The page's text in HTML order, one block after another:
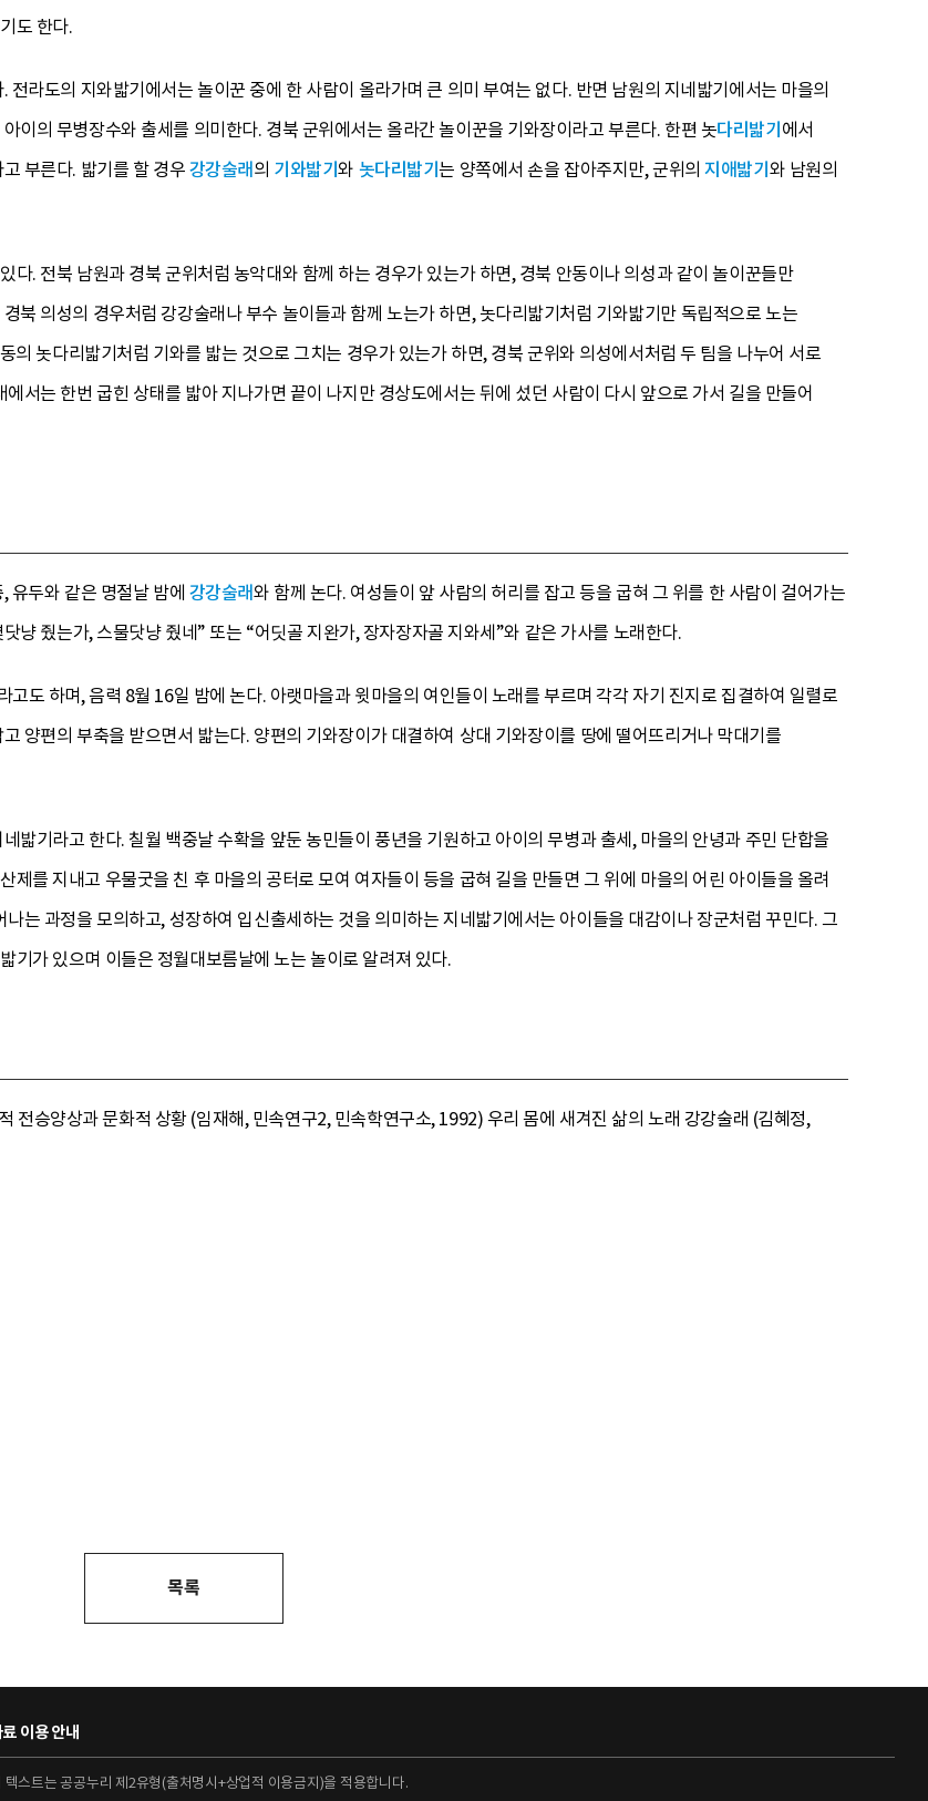
도 한다.
전라도의 지와밟기에서는 놀이꾼 중에 한 사람이 올라가며 큰 의미 부여는 없다. 반면 남원의 지네밟기에서는 마을의
이의 무병장수와 출세를 의미한다. 경북 군위에서는 올라간 놀이꾼을 기와장이라고 부른다. 한편 놋다리밟기 에서
부른다. 밟기를 할 경우강강술래의 기와밟기와 놋다리밟기는 양쪽에서 손을 잡아주지만, 군위의지애밟기 와 남원의
다. 전북 남원과 경북 군위처럼 농악대와 함께 하는 경우가 있는가 하면, 경북 안동이나 의성과 같이 놀이꾼들만
북 의성의 경우처럼 강강술래나 부수 놀이들과 함께 노는가 하면, 놋다리밟기처럼 기와밟기만 독립적으로 노는
의 놋다리밟기처럼 기와를 밟는 것으로 그치는 경우가 있는가 하면, 경북 군위와 의성에서처럼 두 팀을 나누어 서로
서는 한번 굽힌 상태를 밟아 지나가면 끝이 나지만 경상도에서는 뒤에 섰던 사람이 다시 앞으로 가서 길을 만들어
유두와 같은 명절날 밤에 강강술래와 함께 논다. 여성들이 앞 사람의 허리를 잡고 등을 굽혀 그 위를 한 사람이 걸어가는
냥 줬는가, 스물닷냥 줬네” 또는 “어딧골 지완가, 장자장자골 지와세”와 같은 가사를 노래한다.
고도 하며, 음력 8월 16일 밤에 논다. 아랫마을과 윗마을의 여인들이 노래를 부르며 각각 자기 진지로 집결하여 일렬로
양편의 부축을 받으면서 밟는다. 양편의 기와장이가 대결하여 상대 기와장이를 땅에 떨어뜨리거나 막대기를
밟기라고 한다. 칠월 백중날 수확을 앞둔 농민들이 풍년을 기원하고 아이의 무병과 출세, 마을의 안녕과 주민 단합을
제를 지내고 우물굿을 친 후 마을의 공터로 모여 여자들이 등을 굽혀 길을 만들면 그 위에 마을의 어린 아이들을 올려
는 과정을 모의하고, 성장하여 입신출세하는 것을 의미하는 지네밟기에서는 아이들을 대감이나 장군처럼 꾸민다. 그
기가 있으며 이들은 정월대보름날에 노는 놀이로 알려져 있다.
전승양상과 문화적 상황 (임재해, 민속연구2, 민속학연구소, 1992) 우리 몸에 새겨진 삶의 노래 강강술래 (김혜정,
목록
이용 안내
스트는 공공누리 제2유형(출처명시+상업적 이용금지)을 적용합니다.